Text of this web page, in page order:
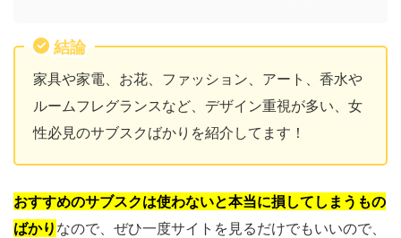
結論
家具や家電、お花、ファッション、アート、香水や
ルームフレグランスなど、デザイン重視が多い、女
性必見のサブスクばかりを紹介してます！
おすすめのサブスクは使わないと本当に損してしまうもの
ばかり なので、ぜひ一度サイトを見るだけでもいいので、